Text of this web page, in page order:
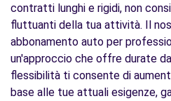
contratti lunghi e rigidi, non
fluttuanti della tua attività. Il
abbonamento auto per
un'approccio che offre durate
flessibilità ti consente di
base alle tue attuali esigenze,